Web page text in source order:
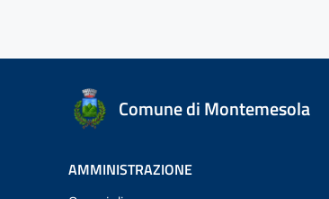
Comune di Montemesola
AMMINISTRAZIONE